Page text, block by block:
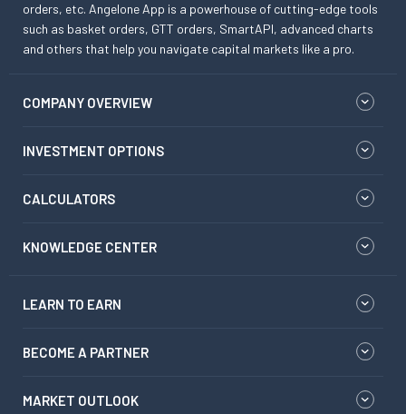
orders, etc. Angelone App is a powerhouse of cutting-edge tools
such as basket orders, GTT orders, SmartAPI, advanced charts
and others that help you navigate capital markets like a pro.
COMPANY OVERVIEW
INVESTMENT OPTIONS
CALCULATORS
KNOWLEDGE CENTER
LEARN TO EARN
BECOME A PARTNER
MARKET OUTLOOK